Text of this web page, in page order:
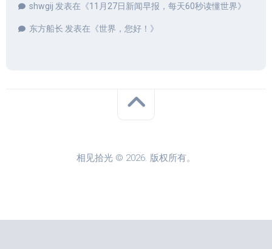
shwgij 发表在《11月27日新闻早报，每天60秒读懂世界》
东方船长 发表在《世界，您好！ 》
相见拾光 © 2026. 版权所有。